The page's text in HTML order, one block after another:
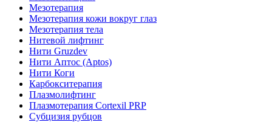
Мезотерапия
Мезотерапия кожи вокруг глаз
Мезотерапия тела
Нитевой лифтинг
Нити Gruzdev
Нити Аптос (Aptos)
Нити Коги
Карбокситерапия
Плазмолифтинг
Плазмотерапия Сortexil PRP
Субцизия рубцов